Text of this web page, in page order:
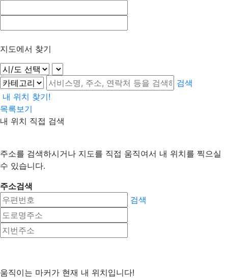
지도에서 찾기
검색
내 위치 찾기!
목록보기
내 위치 직접 검색
주소를 검색하시거나 지도를 직접 움직여서 내 위치를 찍으실
수 있습니다.
주소검색
검색
움직이는 마커가 현재 내 위치입니다!